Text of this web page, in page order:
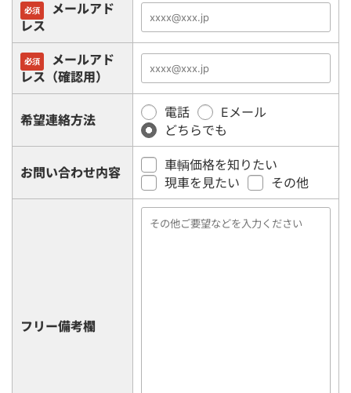
必須
メールアド
レス
必須
メールアド
レス（確認用）
希望連絡方法
電話
Eメール
どちらでも
お問い合わせ内容
車輌価格を知りたい
現車を見たい
その他
フリー備考欄